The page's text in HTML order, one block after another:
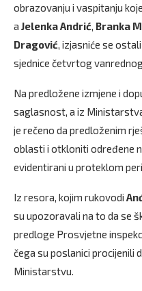
obrazovanju i vaspitanju
a Jelenka Andrić, Branka
Dragović, izjasniće se
sjednice četvrtog
Na predložene izmjene i
saglasnost, a iz
je rečeno da predloženim
oblasti i otkloniti određene
evidentirani u proteklom
Iz resora, kojim rukovodi
su upozoravali na to da se
predloge Prosvjetne
čega su poslanici procijenili
Ministarstvu.